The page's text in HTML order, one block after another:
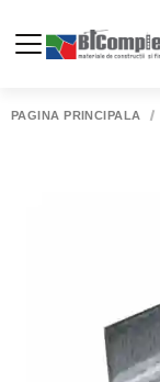
PAGINA PRINCIPALĂ